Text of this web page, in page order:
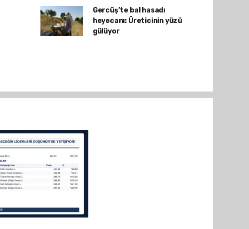
Gercüş’te bal hasadı
heyecanı: Üreticinin yüzü
gülüyor